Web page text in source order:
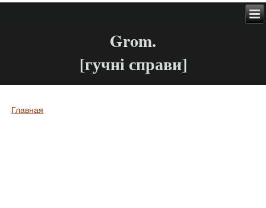
Grom.
[гучні справи]
Вы здесь
Главная